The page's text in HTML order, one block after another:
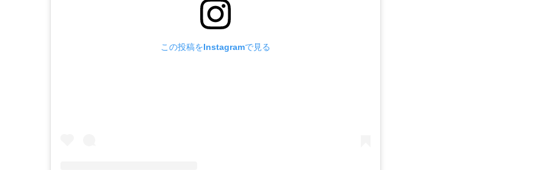
この投稿をInstagramで見る